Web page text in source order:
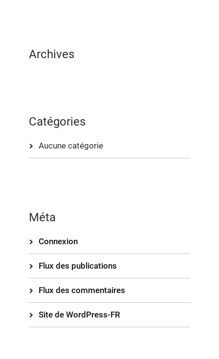
Archives
Catégories
Aucune catégorie
Méta
Connexion
Flux des publications
Flux des commentaires
Site de WordPress-FR